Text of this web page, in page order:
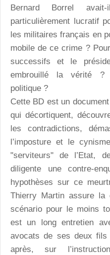
Bernard Borrel
particulièrement lucratif
les militaires français en
mobile de ce crime ?
successifs et le
embrouillé la vérité ?
politique ?
Cette BD est un
qui décortiquent,
les contradictions,
l’imposture et le
"serviteurs" de l’Etat,
diligente une contre-
hypothèses sur ce
Thierry Martin assure la
scénario pour le moins
est un long entretien
avocats de ses deux
après, sur